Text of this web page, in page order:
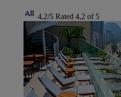
4,2/5 Rated 4,2 of 5